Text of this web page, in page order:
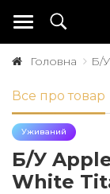
Головна Б/
Все про товар
Уживаний
Б/У
White